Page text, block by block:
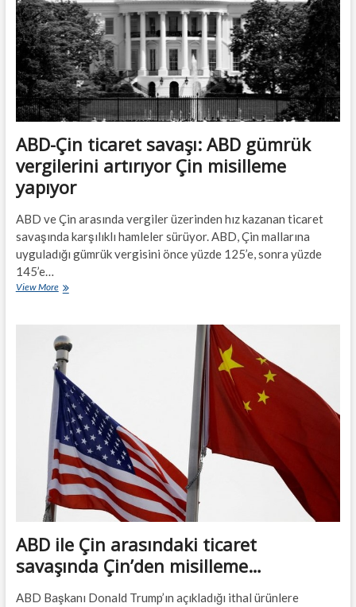
ABD-Çin ticaret savaşı: ABD gümrük
vergilerini artırıyor Çin misilleme
yapıyor
ABD ve Çin arasında vergiler üzerinden hız kazanan ticaret
savaşında karşılıklı hamleler sürüyor. ABD, Çin mallarına
uyguladığı gümrük vergisini önce yüzde 125’e, sonra yüzde
145’e…
View MoreABD-
ABD
gümrük
vergilerini
artırıyor
Çin
misilleme
yapıyor
ABD ile Çin arasındaki ticaret
savaşında Çin’den misilleme…
ABD Başkanı Donald Trump’ın açıkladığı ithal ürünlere